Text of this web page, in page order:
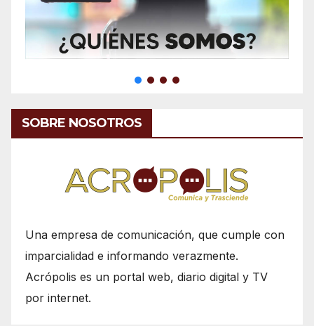
SOBRE NOSOTROS
Una empresa de comunicación, que cumple con
imparcialidad e informando verazmente.
Acrópolis es un portal web, diario digital y TV
por internet.